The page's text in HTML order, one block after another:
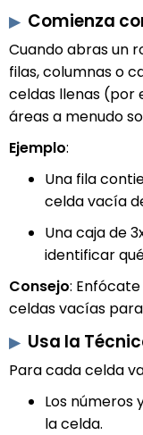
Comienza
Cuando abras un
filas, columnas o
celdas llenas (por
áreas a menudo
Ejemplo:
Una fila
celda vacía
Una caja de
identificar
Consejo:
celdas vacías
Usa la
Para cada celda
Los números
la celda.